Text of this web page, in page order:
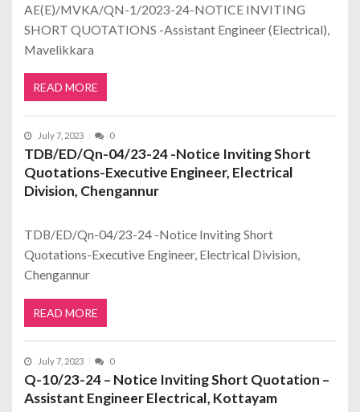
AE(E)/MVKA/QN-1/2023-24-NOTICE INVITING
SHORT QUOTATIONS -Assistant Engineer (Electrical),
Mavelikkara
READ MORE
July 7, 2023 0
TDB/ED/Qn-04/23-24 -Notice Inviting Short
Quotations-Executive Engineer, Electrical
Division, Chengannur
TDB/ED/Qn-04/23-24 -Notice Inviting Short
Quotations-Executive Engineer, Electrical Division,
Chengannur
READ MORE
July 7, 2023 0
Q-10/23-24 – Notice Inviting Short Quotation –
Assistant Engineer Electrical, Kottayam